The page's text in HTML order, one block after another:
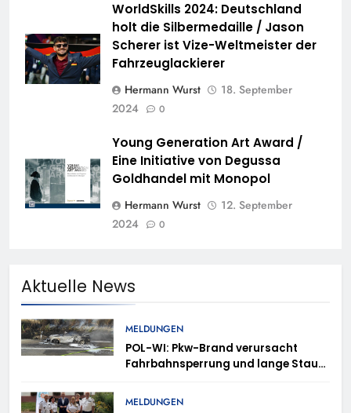
WorldSkills 2024: Deutschland
holt die Silbermedaille / Jason
Scherer ist Vize-Weltmeister der
Fahrzeuglackierer
Hermann Wurst
18. September
2024
0
Young Generation Art Award /
Eine Initiative von Degussa
Goldhandel mit Monopol
Hermann Wurst
12. September
2024
0
Aktuelle News
MELDUNGEN
POL-WI: Pkw-Brand verursacht
Fahrbahnsperrung und lange Staus
MELDUNGEN